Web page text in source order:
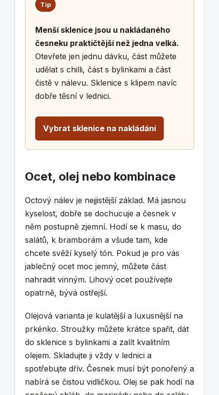
Tip
Menší sklenice jsou u nakládaného
česneku praktičtější než jedna velká.
Otevřete jen jednu dávku, část můžete
udělat s chilli, část s bylinkami a část
čistě v nálevu. Sklenice s klipem navíc
dobře těsní v lednici.
Vybrat sklenice na nakládání
Ocet, olej nebo kombinace
Octový nálev je nejjistější základ. Má jasnou
kyselost, dobře se dochucuje a česnek v
něm postupně zjemní. Hodí se k masu, do
salátů, k bramborám a všude tam, kde
chcete svěží kyselý tón. Pokud je pro vás
jablečný ocet moc jemný, můžete část
nahradit vinným. Lihový ocet používejte
opatrně, bývá ostřejší.
Olejová varianta je kulatější a luxusnější na
prkénko. Stroužky můžete krátce spařit, dát
do sklenice s bylinkami a zalít kvalitním
olejem. Skladujte ji vždy v lednici a
spotřebujte dřív. Česnek musí být ponořený a
nabírá se čistou vidličkou. Olej se pak hodí na